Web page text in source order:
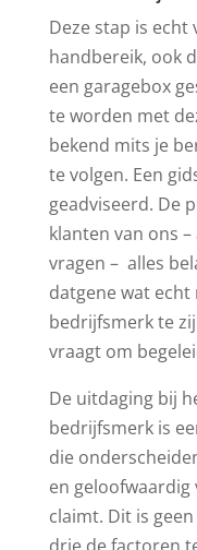
Deze stap is
handbereik, ook
een garagebox
te worden met
bekend mits je
te volgen. Een
geadviseerd. De
klanten van ons
vragen – alles
datgene wat
bedrijfsmerk te
vraagt om
De uitdaging bij
bedrijfsmerk is
die
en
claimt. Dit is